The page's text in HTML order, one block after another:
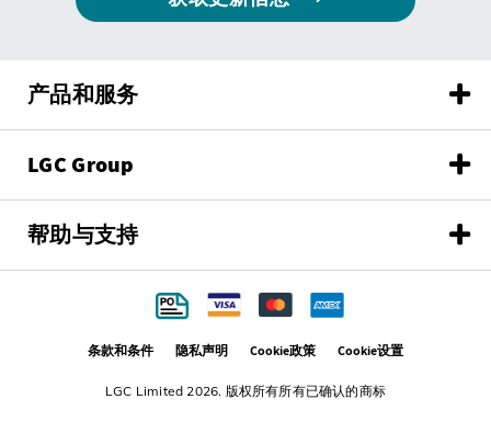
产品和服务
LGC Group
帮助与支持
LGC Limited 2026. 版权所有所有已确认的商标
条款和条件 隐私声明 Cookie政策 Cookie设置